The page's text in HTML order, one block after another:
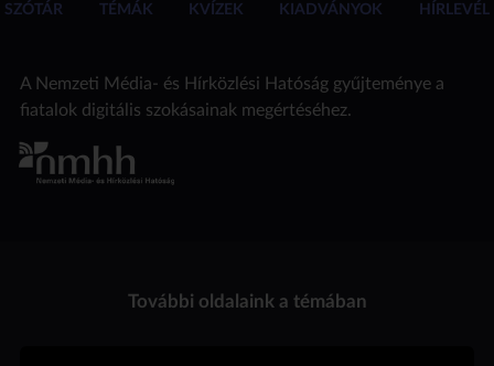
SZÓTÁR TÉMÁK KVÍZEK KIADVÁNYOK HÍRLEVÉL
A Nemzeti Média- és Hírközlési Hatóság gyűjteménye a
fiatalok digitális szokásainak megértéséhez.
További oldalaink a témában